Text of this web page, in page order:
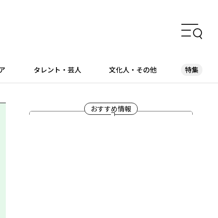
タレント・芸人 文化人・その他 特集
おすすめ情報